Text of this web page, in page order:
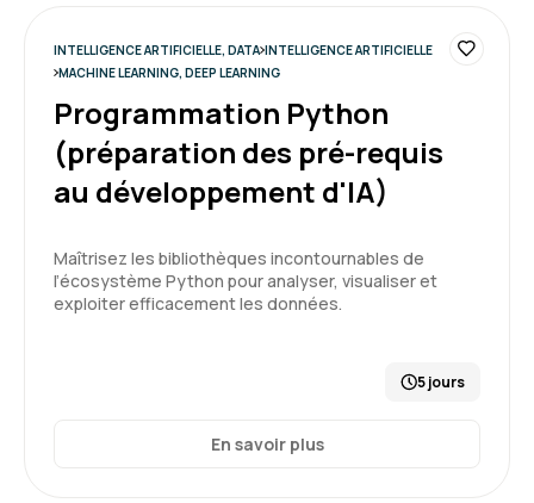
INTELLIGENCE ARTIFICIELLE, DATA INTELLIGENCE ARTIFICIELLE
MACHINE LEARNING, DEEP LEARNING
Programmation Python
(préparation des pré-requis
au développement d'IA)
Maîtrisez les bibliothèques incontournables de
l’écosystème Python pour analyser, visualiser et
exploiter efficacement les données.
5 jours
En savoir plus